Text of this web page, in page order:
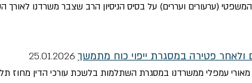
(ערעורים ועררים) על בסיס הניסיון הרב שצבר משרדנו לאורך
ולאחר פטירה במסגרת ייפוי כוח מתמשך
עמפלי ממשרדנו במסגרת השתלמות בלשכת עורכי הדין מחוז